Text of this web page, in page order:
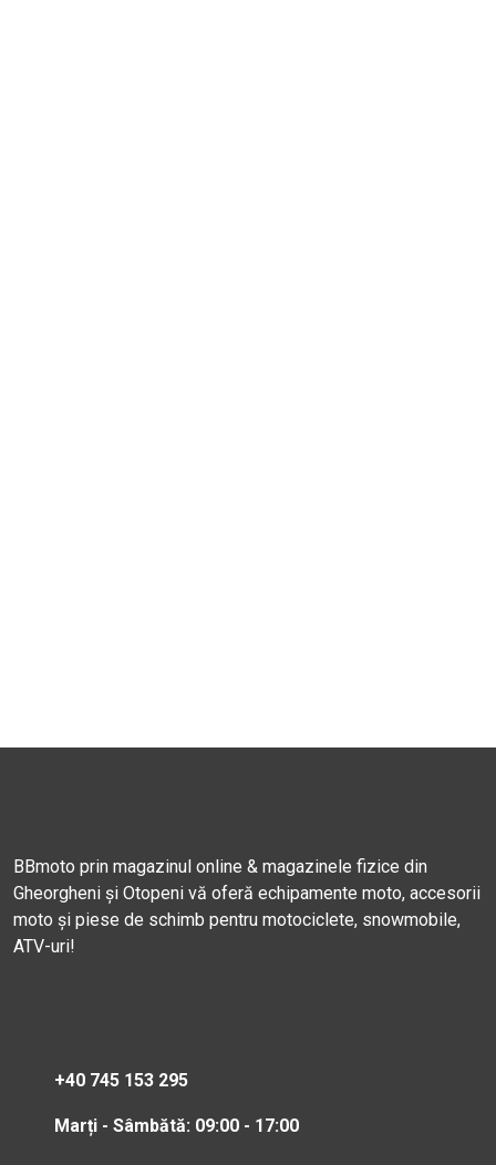
BBmoto prin magazinul online & magazinele fizice din
Gheorgheni și Otopeni vă oferă echipamente moto, accesorii
moto și piese de schimb pentru motociclete, snowmobile,
ATV-uri!
+40 745 153 295
Marți - Sâmbătă: 09:00 - 17:00